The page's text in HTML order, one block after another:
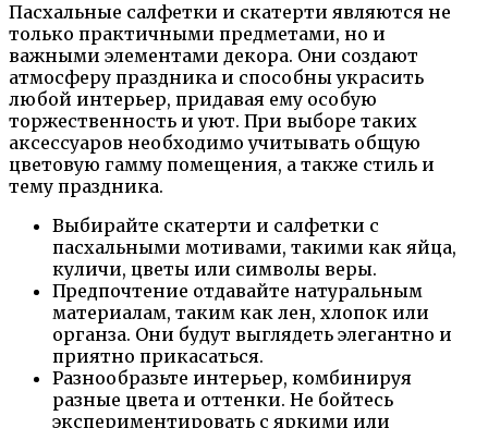
Пасхальные салфетки и скатерти являются не
только практичными предметами, но и
важными элементами декора. Они создают
атмосферу праздника и способны украсить
любой интерьер, придавая ему особую
торжественность и уют. При выборе таких
аксессуаров необходимо учитывать общую
цветовую гамму помещения, а также стиль и
тему праздника.
Выбирайте скатерти и салфетки с
пасхальными мотивами, такими как яйца,
куличи, цветы или символы веры.
Предпочтение отдавайте натуральным
материалам, таким как лен, хлопок или
органза. Они будут выглядеть элегантно и
приятно прикасаться.
Разнообразьте интерьер, комбинируя
разные цвета и оттенки. Не бойтесь
экспериментировать с яркими или